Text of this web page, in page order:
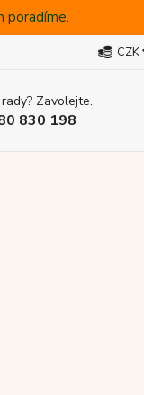
poradíme.
CZK
Zavolejte.
830 198